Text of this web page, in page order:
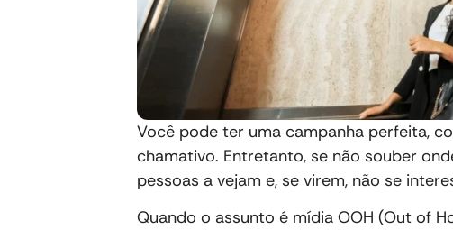
Você pode ter uma campanha perfeita,
chamativo. Entretanto, se não souber
pessoas a vejam e, se virem, não se
Quando o assunto é mídia OOH (Out of